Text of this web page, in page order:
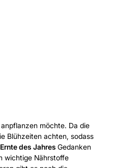
möchte. Da die
Blühzeiten achten, sodass
Ernte des Jahres Gedanken
wichtige Nährstoffe